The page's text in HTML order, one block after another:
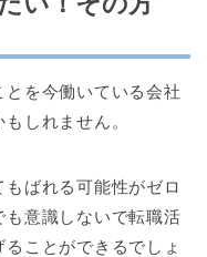
を今働いている会社
しれません。
ばれる可能性がゼロ
意識しないで転職活
ことができるでしょ